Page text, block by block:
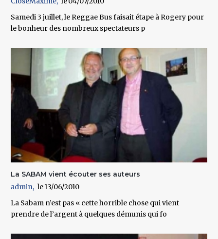
Samedi 3 juillet, le Reggae Bus faisait étape à Rogery pour
le bonheur des nombreux spectateurs p
La SABAM vient écouter ses auteurs
admin
13/06/2010
La Sabam n’est pas « cette horrible chose qui vient
prendre de l’argent à quelques démunis qui fo